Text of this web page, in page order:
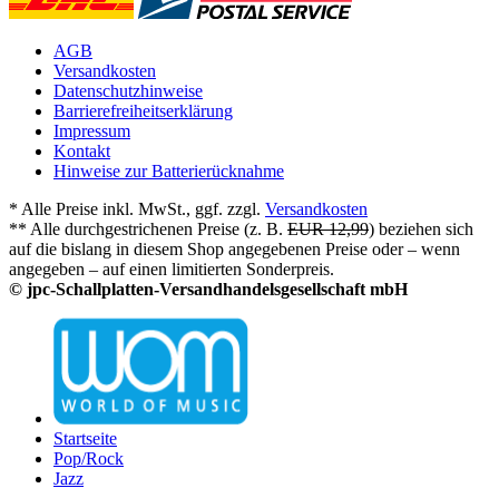
AGB
Versandkosten
Datenschutzhinweise
Barrierefreiheitserklärung
Impressum
Kontakt
Hinweise zur Batterierücknahme
* Alle Preise inkl. MwSt., ggf. zzgl. Versandkosten
** Alle durchgestrichenen Preise (z. B. EUR 12,99) beziehen sich
auf die bislang in diesem Shop angegebenen Preise oder – wenn
angegeben – auf einen limitierten Sonderpreis.
© jpc-Schallplatten-Versandhandelsgesellschaft mbH
Startseite
Pop/Rock
Jazz